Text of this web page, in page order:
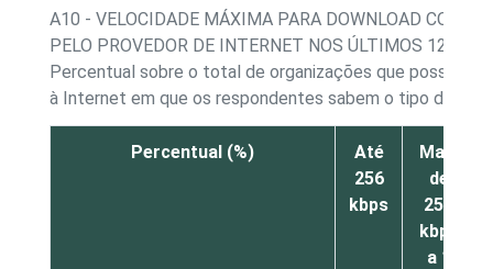
A10 - VELOCIDADE MÁXIMA PARA DOWNLOAD
PELO PROVEDOR DE INTERNET NOS ÚLTIMOS 12
Percentual sobre o total de organizações que possuem
à Internet em que os respondentes sabem o tipo de
Percentual (%)
Até
256
kbps
Mais
de
256
kbps
a 1